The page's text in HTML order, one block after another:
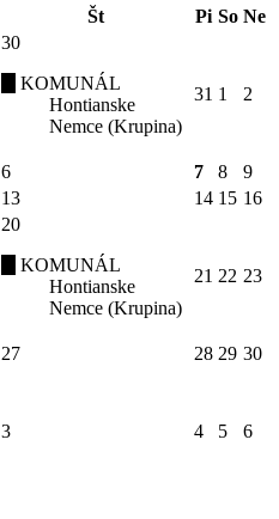
Št Pi So Ne
30
KOMUNÁL
Hontianske
Nemce (Krupina)
31 1 2
6 7 8
9
13 14 15 16
20
KOMUNÁL
Hontianske
Nemce (Krupina)
21 22 23
27 28 29 30
3 4 5 6